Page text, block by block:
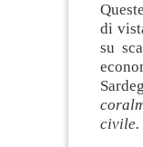
di
su
civile.